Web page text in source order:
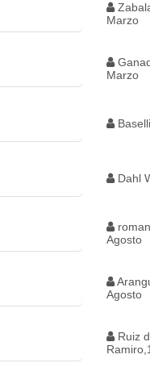
Marzo
Marzo
Dahl
Agosto
Agosto
Ruiz